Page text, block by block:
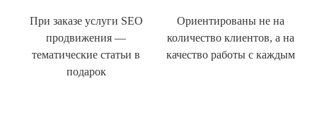
При заказе услуги SEO
продвижения —
тематические статьи в
подарок
Ориентированы не на
количество клиентов, а на
качество работы с каждым